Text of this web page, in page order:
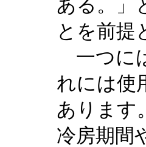
ある。」
とを前提
一つに
れには使
あります。
冷房期間